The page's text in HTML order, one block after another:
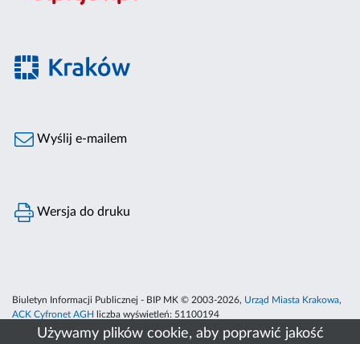
Używamy plików cookie, aby poprawić jakość
Wyślij e-mailem
Wersja do druku
Biuletyn Informacji Publicznej - BIP MK © 2003-2026, Urząd Miasta Krakowa,
ACK Cyfronet AGH
liczba wyświetleń: 51100194